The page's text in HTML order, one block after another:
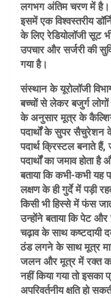
लगभग अंतिम चरण में है।
इसमें एक विश्वस्तरीय
के लिए रेडियोलॉजी सूट
उपचार और सर्जरी की
गया है।
संस्थान के यूरोलॉजी
बच्चों से लेकर बजुर्ग
के अनुसार मूत्र के
पदार्थों के सुपर सैचुरेशन
पदार्थ क्रिस्टल बनाते
पदार्थों का जमाव होता
बताया कि कभी-कभी यह
लक्षण के ही गुर्दे में पड़ी
किसी भी हिस्से में फंस
उन्होंने बताया कि पेट
चढ़ाव के साथ कष्टदायी
ठंड लगने के साथ मूत्र
जलन और मूत्र में रक्त
नहीं किया गया तो
अपरिवर्तनीय क्षति हो